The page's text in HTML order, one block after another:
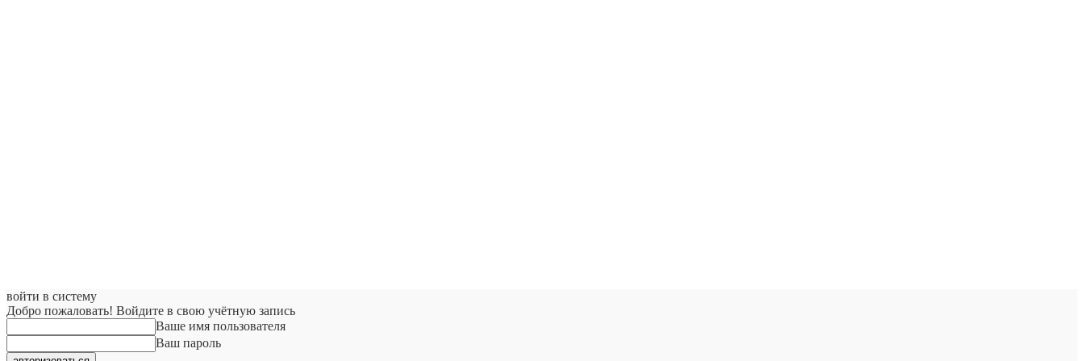
войти в систему
Добро пожаловать! Войдите в свою учётную запись
Ваше имя пользователя
Ваш пароль